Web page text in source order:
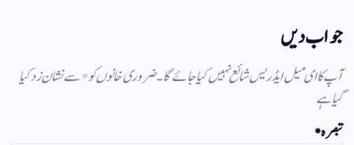
جواب دیں
آپ کا ای میل ایڈریس شائع نہیں کیا جائے گا۔ضروری خانوں کو*سے نشان زد کیا
گیا ہے
تبصرہ*